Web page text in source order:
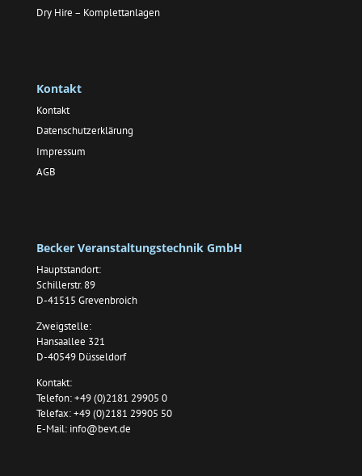
Dry Hire – Komplettanlagen
Kontakt
Kontakt
Datenschutzerklärung
Impressum
AGB
Becker Veranstaltungstechnik GmbH
Hauptstandort:
Schillerstr. 89
D-41515 Grevenbroich
Zweigstelle:
Hansaallee 321
D-40549 Düsseldorf
Kontakt:
Telefon: +49 (0)2181 29905 0
Telefax: +49 (0)2181 29905 50
E-Mail: info@bevt.de